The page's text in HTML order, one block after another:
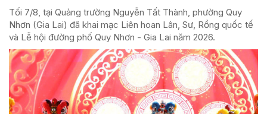
Tối 7/8, tại Quảng trường Nguyễn Tất Thành, phường Quy
Nhơn (Gia Lai) đã khai mạc Liên hoan Lân, Sư, Rồng quốc tế
và Lễ hội đường phố Quy Nhơn - Gia Lai năm 2026.